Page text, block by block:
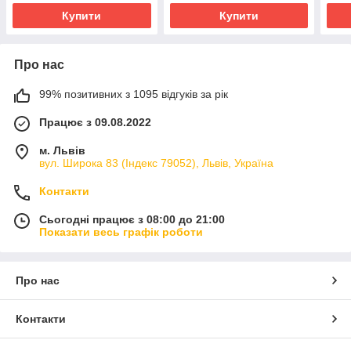
Купити Купити
Про нас
99% позитивних з 1095 відгуків за рік
Працює з 09.08.2022
м. Львів
вул. Широка 83 (Індекс 79052), Львів, Україна
Контакти
Сьогодні працює з 08:00 до 21:00
Показати весь графік роботи
Про нас
Контакти